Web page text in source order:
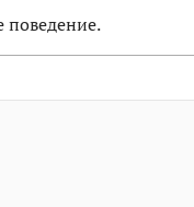
поведение.